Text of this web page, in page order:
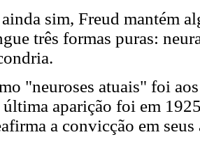
sim, Freud mantém
três formas puras:
"neuroses atuais" foi
última aparição foi em
a convicção em seus